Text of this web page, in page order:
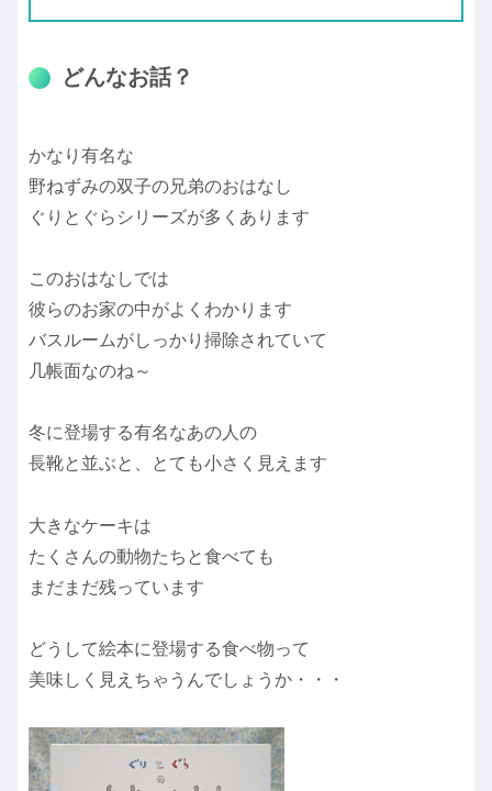
どんなお話？
かなり有名な
野ねずみの双子の兄弟のおはなし
ぐりとぐらシリーズが多くあります
このおはなしでは
彼らのお家の中がよくわかります
バスルームがしっかり掃除されていて
几帳面なのね～
冬に登場する有名なあの人の
長靴と並ぶと、とても小さく見えます
大きなケーキは
たくさんの動物たちと食べても
まだまだ残っています
どうして絵本に登場する食べ物って
美味しく見えちゃうんでしょうか・・・